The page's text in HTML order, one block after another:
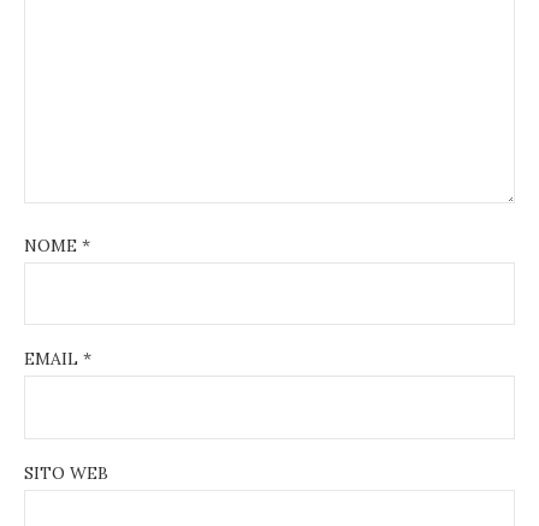
NOME *
EMAIL *
SITO WEB